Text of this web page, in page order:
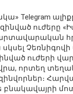
Telegram
ուժերը
ուժերի
որտեղ
բնակավայրի